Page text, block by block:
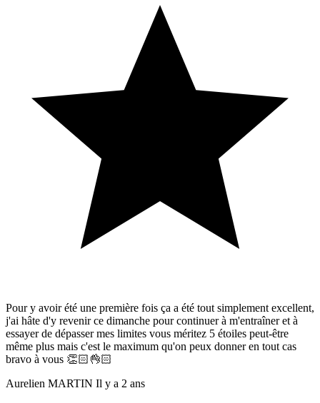
Pour y avoir été une première fois ça a été tout simplement excellent,
j'ai hâte d'y revenir ce dimanche pour continuer à m'entraîner et à
essayer de dépasser mes limites vous méritez 5 étoiles peut-être
même plus mais c'est le maximum qu'on peux donner en tout cas
bravo à vous 👏🏻👌🏻
Aurelien MARTIN Il y a 2 ans